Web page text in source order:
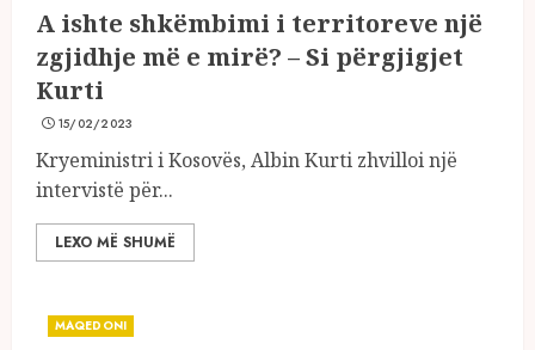
A ishte shkëmbimi i territoreve një
zgjidhje më e mirë? – Si përgjigjet
Kurti
15/02/2023
Kryeministri i Kosovës, Albin Kurti zhvilloi një
intervistë për...
LEXO MË SHUMË
MAQEDONI